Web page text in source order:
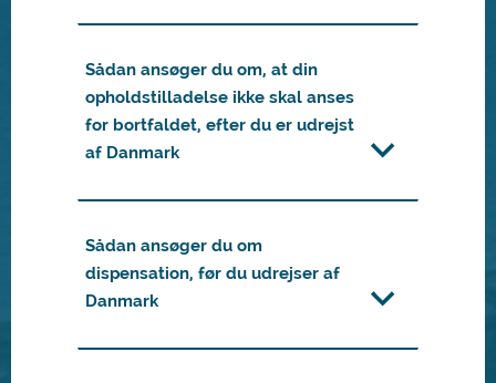
Sådan ansøger du om, at din
opholdstilladelse ikke skal anses
for bortfaldet, efter du er udrejst
af Danmark
Sådan ansøger du om
dispensation, før du udrejser af
Danmark